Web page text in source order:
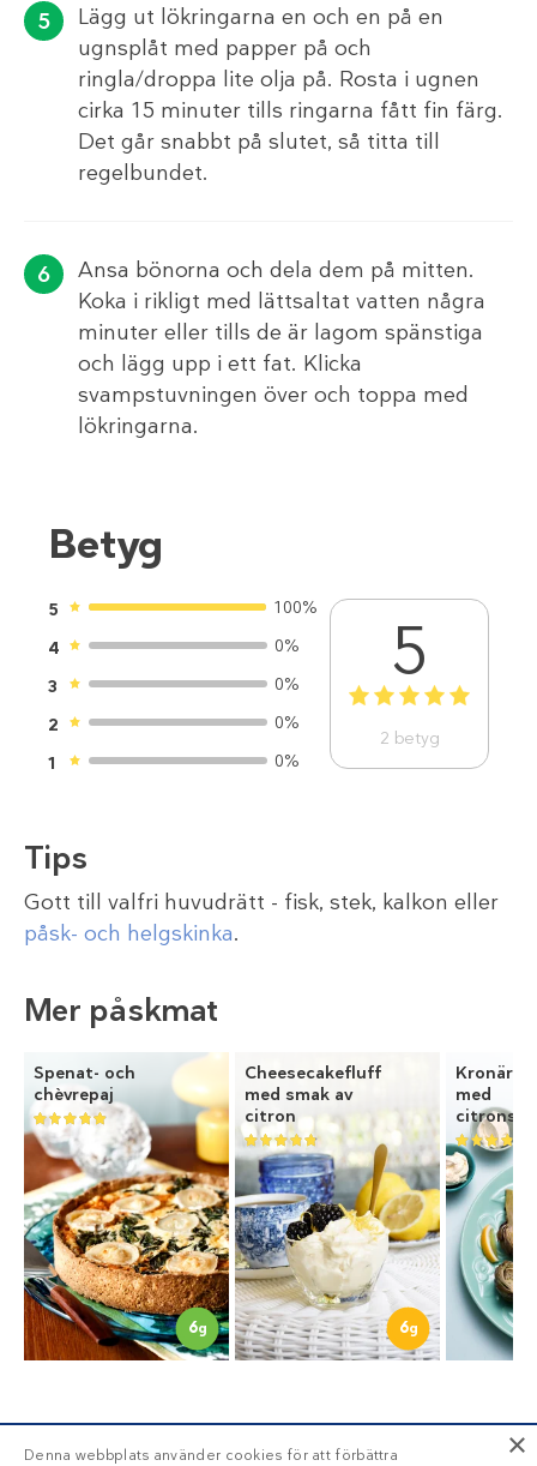
Lägg ut lökringarna en och en på en
ugnsplåt med papper på och
ringla/droppa lite olja på. Rosta i ugnen
cirka 15 minuter tills ringarna fått fin färg.
Det går snabbt på slutet, så titta till
regelbundet.
Ansa bönorna och dela dem på mitten.
Koka i rikligt med lättsaltat vatten några
minuter eller tills de är lagom spänstiga
och lägg upp i ett fat. Klicka
svampstuvningen över och toppa med
lökringarna.
Betyg
5
100%
4
0%
3
0%
2
0%
1
0%
5
1 2 3 4 5
2 betyg
Tips
Gott till valfri huvudrätt - fisk, stek, kalkon eller
påsk- och helgskinka.
Mer påskmat
Spenat- och
chèvrepaj
6g
Cheesecakefluff
med smak av
citron
6g
med
×
Denna webbplats använder cookies för att förbättra